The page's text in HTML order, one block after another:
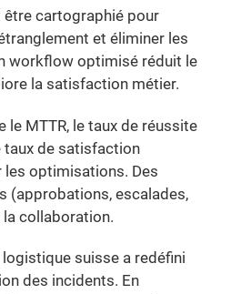
cartographié pour
et éliminer les
workflow optimisé réduit le
la satisfaction métier.
le MTTR, le taux de réussite
taux de satisfaction
optimisations. Des
(approbations, escalades,
collaboration.
suisse a redéfini
des incidents. En